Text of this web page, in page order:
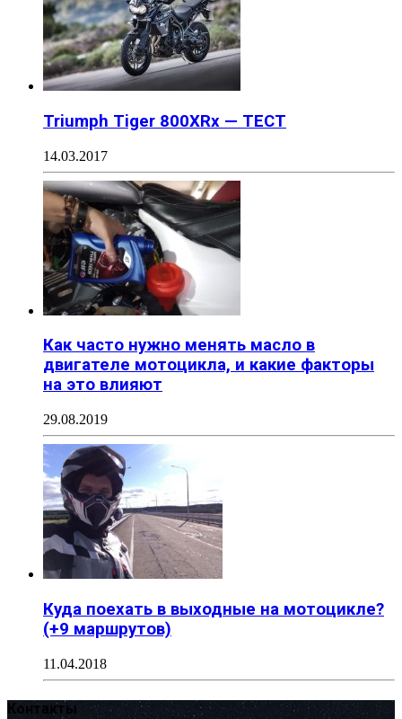
Triumph Tiger 800XRx — ТЕСТ
14.03.2017
Как часто нужно менять масло в
двигателе мотоцикла, и какие факторы
на это влияют
29.08.2019
Куда поехать в выходные на мотоцикле?
(+9 маршрутов)
11.04.2018
Контакты